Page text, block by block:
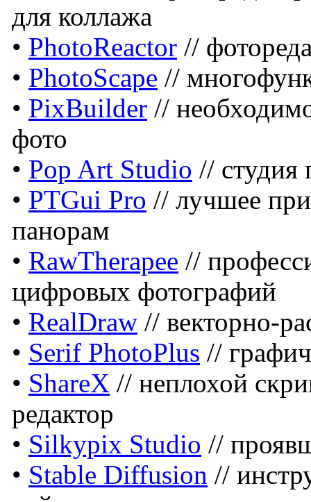
для коллажа
• PhotoReactor //
• PhotoScape //
• PixBuilder //
фото
• Pop Art Studio // студия
• PTGui Pro // лучшее
панорам
• RawTherapee //
цифровых фотографий
• RealDraw // векторно-
• Serif PhotoPlus //
• ShareX // неплохой
редактор
• Silkypix Studio //
• Stable Diffusion //